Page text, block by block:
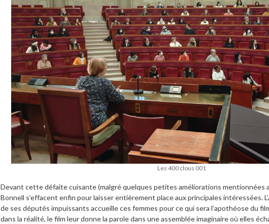
Les 400 clous 001
Devant cette défaite cuisante (malgré quelques petites améliorations mentionnées
Bonnell s’effacent enfin pour laisser entièrement place aux principales intéressées.
de ses députés impuissants accueille ces femmes pour ce qui sera l’apothéose du
dans la réalité, le film leur donne la parole dans une assemblée imaginaire où elles